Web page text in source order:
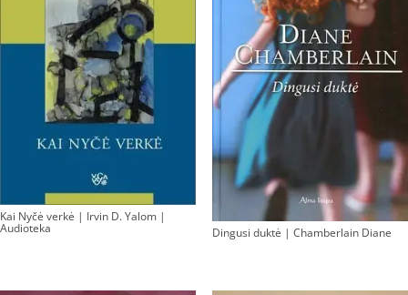
Kai Nyčė verkė | Irvin D. Yalom |
Audioteka Dingusi duktė | Chamberlain Diane